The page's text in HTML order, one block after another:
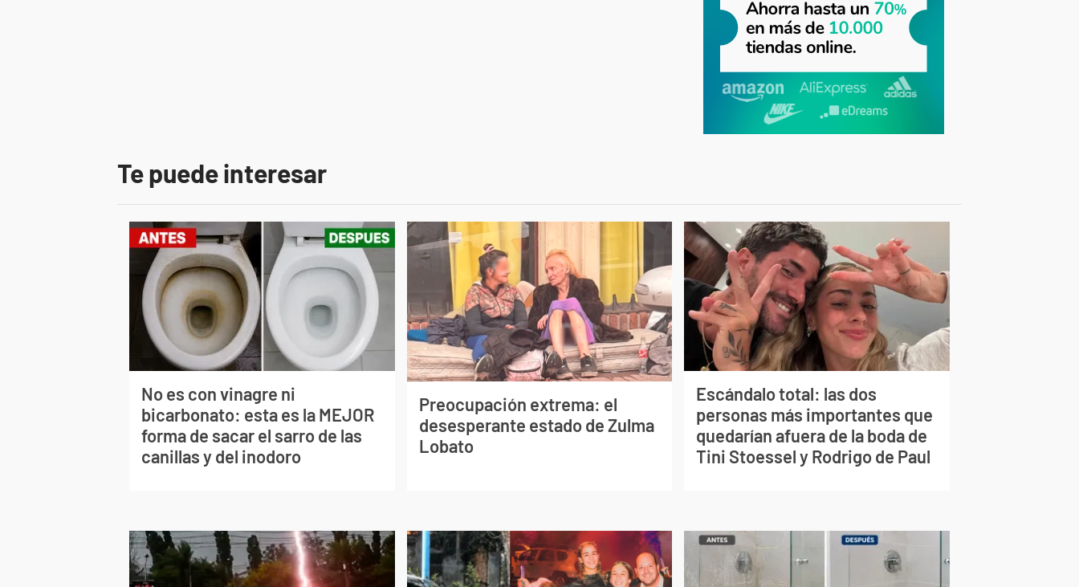
Te puede interesar
No es con vinagre ni
bicarbonato: esta es la MEJOR
forma de sacar el sarro de las
canillas y del inodoro
Preocupación extrema: el
desesperante estado de Zulma
Lobato
Escándalo total: las dos
personas más importantes que
quedarían afuera de la boda de
Tini Stoessel y Rodrigo de Paul